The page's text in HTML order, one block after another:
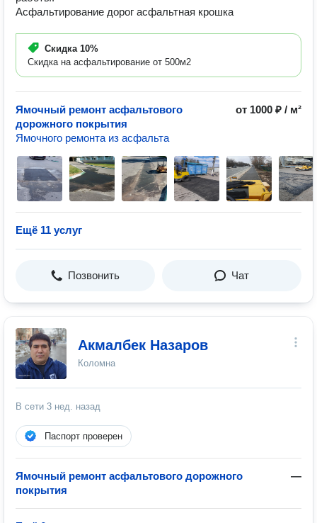
Асфальтирование дорог асфальтная крошка
Скидка 10%
Скидка на асфальтирование от 500м2
Ямочный ремонт асфальтового
дорожного покрытия
от 1000 ₽ / м²
Ямочного ремонта из асфальта
Ещё 11 услуг
Позвонить Чат
Акмалбек Назаров
Коломна
В сети 3 нед. назад
Паспорт проверен
Ямочный ремонт асфальтового дорожного
покрытия
—